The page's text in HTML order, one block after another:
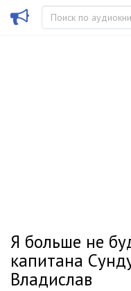
Я больше не
капитана
Владислав